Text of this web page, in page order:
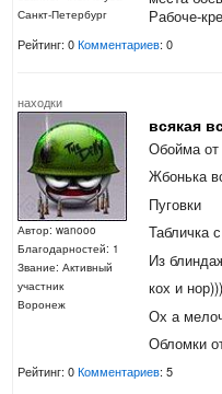
Санкт-Петербург
Рабоче-
Рейтинг: 0Комментариев: 0
находки
Автор: wanooo
Благодарностей: 1
Звание: Активный
участник
Воронеж
всякая
Обойма от
Жбонька
Пуговки
Табличка
Из
кох и
Ох а
Обломки
Рейтинг: 0Комментариев: 5